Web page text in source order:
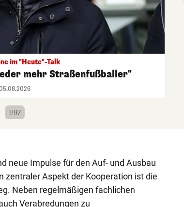
im "Heute"-Talk
mehr Straßenfußballer"
1/97
neue Impulse für den Auf- und Ausbau
zentraler Aspekt der Kooperation ist die
Neben regelmäßigen fachlichen
Verabredungen zu